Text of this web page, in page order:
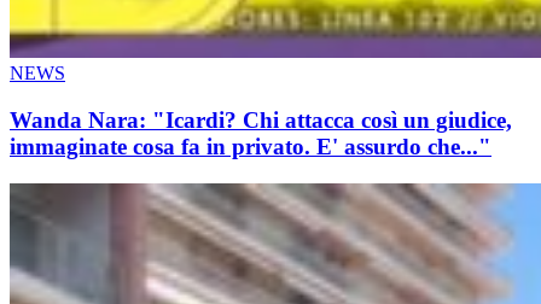
NEWS
Wanda Nara: "Icardi? Chi attacca così un giudice,
immaginate cosa fa in privato. E' assurdo che..."